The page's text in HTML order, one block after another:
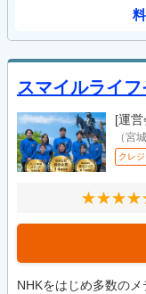
スマイルライ
[運営
（宮
クレ
NHKをはじめ多数の